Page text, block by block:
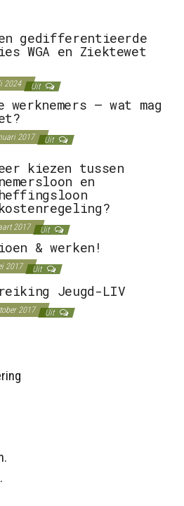
en gedifferentieerde
WGA en Ziektewet
2024 Uit
werknemers – wat mag
2017 Uit
kiezen tussen
en
2017 Uit
& werken!
2017 Uit
Jeugd-LIV
2017 Uit